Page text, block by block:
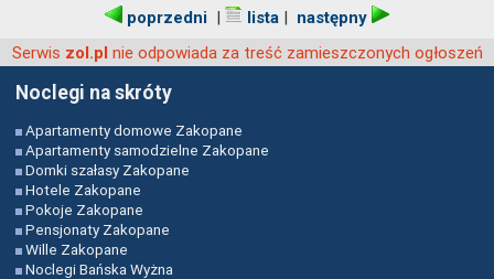
poprzedni | lista | następny
Serwis zol.pl nie odpowiada za treść zamieszczonych ogłoszeń
Noclegi na skróty
Apartamenty domowe Zakopane
Apartamenty samodzielne Zakopane
Domki szałasy Zakopane
Hotele Zakopane
Pokoje Zakopane
Pensjonaty Zakopane
Wille Zakopane
Noclegi Bańska Wyżna